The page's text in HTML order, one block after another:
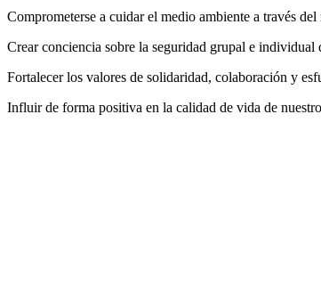
Comprometerse a cuidar el medio ambiente a través
Crear conciencia sobre la seguridad grupal e individual
Fortalecer los valores de solidaridad, colaboración y
Influir de forma positiva en la calidad de vida de